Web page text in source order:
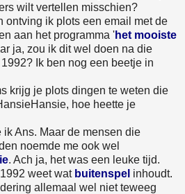
wilt vertellen misschien?
ontving ik plots een email met de
aan het programma 'het mooiste
ja, zou ik dit wel doen na die
Ik ben nog een beetje in
krijg je plots dingen te weten die
hoe heette je
ik Ans. Maar de mensen die
noemde me ook wel
. Ach ja, het was een leuke tijd.
weet wat buitenspel inhoudt.
allemaal wel niet teweeg